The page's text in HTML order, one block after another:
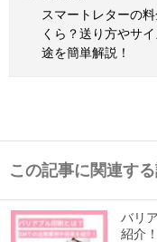
スマートレターの
くら？送り方やサイ
途を簡単解説！
この記事に関連す
バリ
紹介！